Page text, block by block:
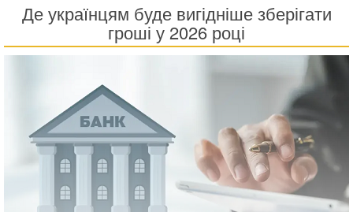
Де українцям буде вигідніше зберігати
гроші у 2026 році